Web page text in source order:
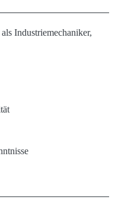
Industriemechaniker,